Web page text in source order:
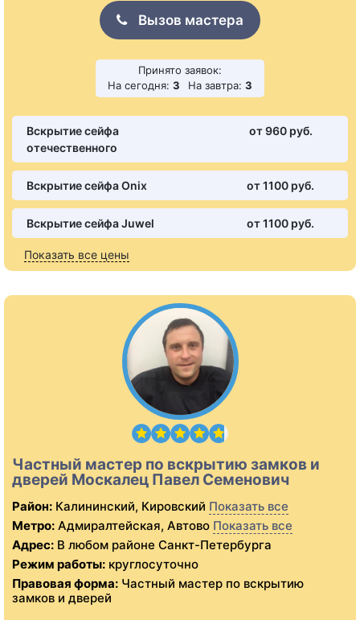
Вызов мастера
Принято заявок:
На сегодня: 3 На завтра: 3
Вскрытие сейфа
отечественного
от 960 pуб.
Вскрытие сейфа Onix от 1100 pуб.
Вскрытие сейфа Juwel от 1100 pуб.
Показать все цены
Частный мастер по вскрытию замков и
дверей Москалец Павел Семенович
Район: Калининский, Кировский Показать все
Метро: Адмиралтейская, Автово Показать все
Адрес: В любом районе Санкт-Петербурга
Режим работы: круглосуточно
Правовая форма: Частный мастер по вскрытию
замков и дверей